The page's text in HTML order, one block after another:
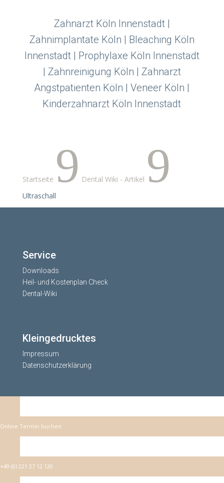
Zahnarzt Köln Innenstadt |
Zahnimplantate Köln | Bleaching Köln
Innenstadt | Prophylaxe Köln Innenstadt
| Zahnreinigung Köln | Zahnarzt
Angstpatienten Köln | Veneer Köln |
Kinderzahnarzt Köln Innenstadt
Startseite 9 Dental Wiki - Artikel 9
Ultraschall
Service
Downloads
Heil- und Kostenplan Check
Dental-Wiki
Kleingedrucktes
Impressum
Datenschutzerklärung
Online Termin buchen
+49 (0) 221 27 12 120